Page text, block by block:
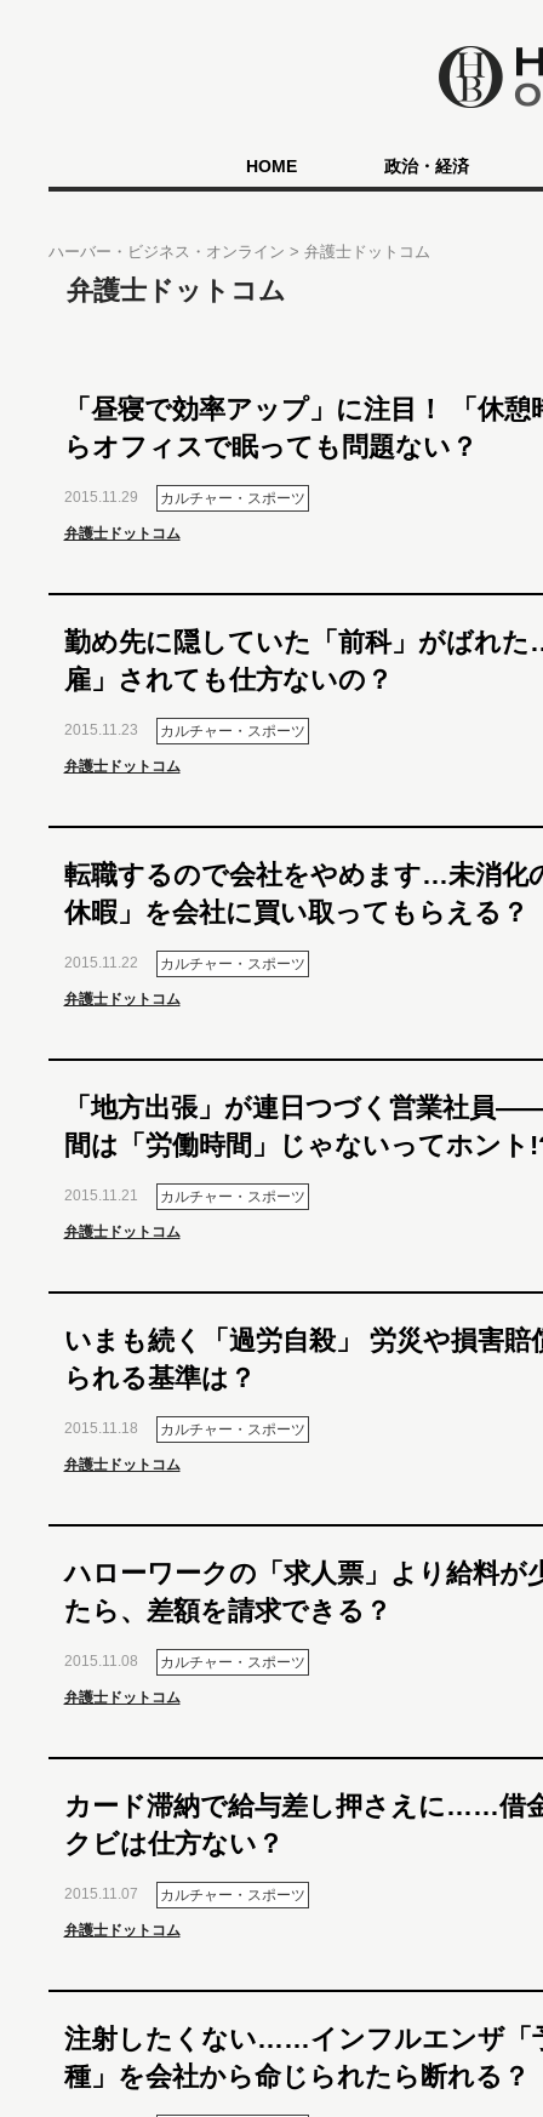
HOME 政治・経済
ハーバー・ビジネス・オンライン 弁護士ドットコム
弁護士ドットコム
「昼寝で効率アップ」に注目！ 「休憩
らオフィスで眠っても問題ない？
2015.11.29 カルチャー・スポーツ
弁護士ドットコム
勤め先に隠していた「前科」がばれ
雇」されても仕方ないの？
2015.11.23 カルチャー・スポーツ
弁護士ドットコム
転職するので会社をやめます…未消化
休暇」を会社に買い取ってもらえる？
2015.11.22 カルチャー・スポーツ
弁護士ドットコム
「地方出張」が連日つづく営業社員
間は「労働時間」じゃないってホント
2015.11.21 カルチャー・スポーツ
弁護士ドットコム
いまも続く「過労自殺」 労災や損害賠
られる基準は？
2015.11.18 カルチャー・スポーツ
弁護士ドットコム
ハローワークの「求人票」より給料が
たら、差額を請求できる？
2015.11.08 カルチャー・スポーツ
弁護士ドットコム
カード滞納で給与差し押さえに……借
クビは仕方ない？
2015.11.07 カルチャー・スポーツ
弁護士ドットコム
注射したくない……インフルエンザ「
種」を会社から命じられたら断れる？